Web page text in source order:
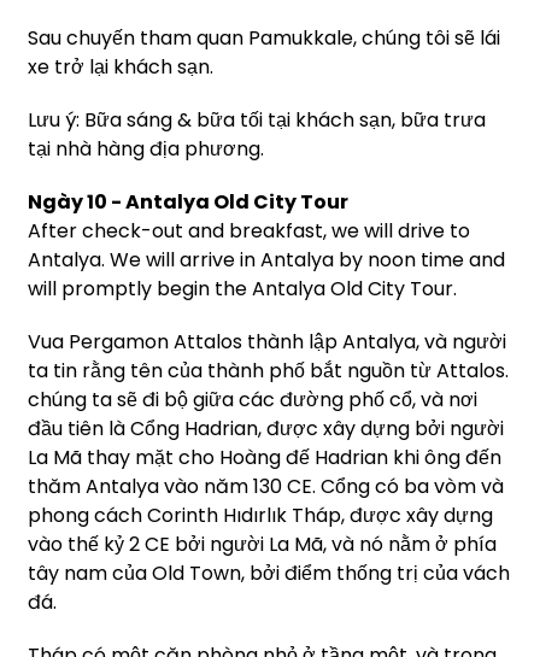
Sau chuyến tham quan Pamukkale, chúng tôi sẽ lái
xe trở lại khách sạn.
Lưu ý: Bữa sáng & bữa tối tại khách sạn, bữa trưa
tại nhà hàng địa phương.
Ngày 10 - Antalya Old City Tour
After check-out and breakfast, we will drive to
Antalya. We will arrive in Antalya by noon time and
will promptly begin the Antalya Old City Tour.
Vua Pergamon Attalos thành lập Antalya, và người
ta tin rằng tên của thành phố bắt nguồn từ Attalos.
chúng ta sẽ đi bộ giữa các đường phố cổ, và nơi
đầu tiên là Cổng Hadrian, được xây dựng bởi người
La Mã thay mặt cho Hoàng đế Hadrian khi ông đến
thăm Antalya vào năm 130 CE. Cổng có ba vòm và
phong cách Corinth Hıdırlık Tháp, được xây dựng
vào thế kỷ 2 CE bởi người La Mã, và nó nằm ở phía
tây nam của Old Town, bởi điểm thống trị của vách
đá.